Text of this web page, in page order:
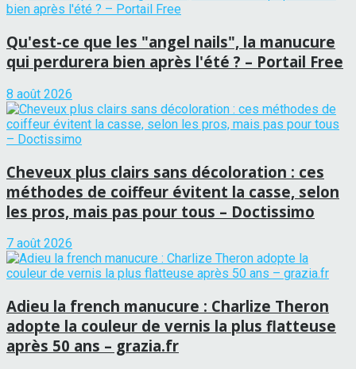
Qu'est-ce que les "angel nails", la manucure
qui perdurera bien après l'été ? – Portail Free
8 août 2026
Cheveux plus clairs sans décoloration : ces
méthodes de coiffeur évitent la casse, selon
les pros, mais pas pour tous – Doctissimo
7 août 2026
Adieu la french manucure : Charlize Theron
adopte la couleur de vernis la plus flatteuse
après 50 ans – grazia.fr